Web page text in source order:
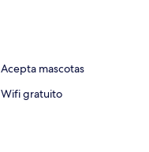
Acepta mascotas
Wifi gratuito